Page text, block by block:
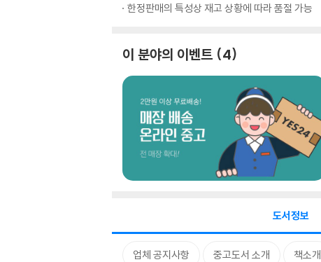
한정판매의 특성상 재고 상황에 따라 품절 가능
이 분야의 이벤트 4
도서정보
업체 공지사항 중고도서 소개 책소개